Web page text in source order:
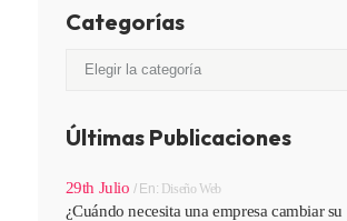
Categorías
Categorías
Últimas Publicaciones
29th JulioEn: Diseño Web
¿Cuándo necesita una empresa cambiar